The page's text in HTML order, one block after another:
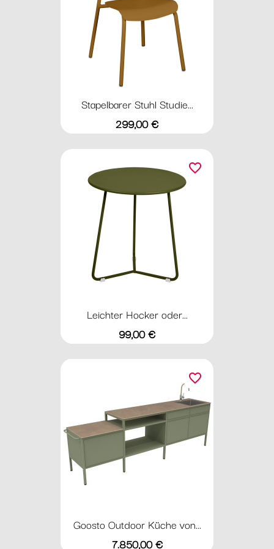
Stapelbarer Stuhl Studie...
Preis
299,00 €
Leichter Hocker oder...
Preis
99,00 €
favorite_border
Goosto Outdoor Küche von...
Preis
7.850,00 €
favorite_border